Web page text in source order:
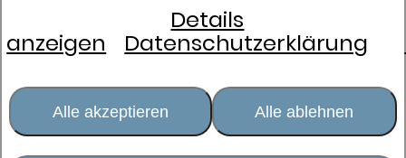
Details
anzeigen Datenschutzerklärung
Alle akzeptieren Alle ablehnen
Schlafaccessoires
Damen
Herren